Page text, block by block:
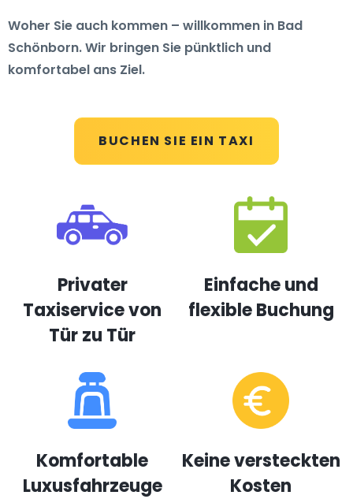
BUCHEN SIE EIN TAXI
Woher Sie auch kommen – willkommen in Bad
Schönborn. Wir bringen Sie pünktlich und
komfortabel ans Ziel.
Privater
Taxiservice von
Tür zu Tür
Einfache und
flexible Buchung
Komfortable
Luxusfahrzeuge
Keine versteckten
Kosten